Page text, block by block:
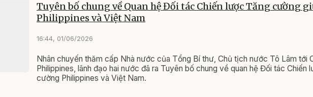
Tuyên bố chung về Quan hệ Đối tác Chiến lược Tăng cường
Philippines và Việt Nam
16:44, 01/06/2026
Nhân chuyến thăm cấp Nhà nước của Tổng Bí thư, Chủ tịch nước Tô Lâm tới
Philippines, lãnh đạo hai nước đã ra Tuyên bố chung về quan hệ Đối tác Chiến
cường Philippines và Việt Nam.